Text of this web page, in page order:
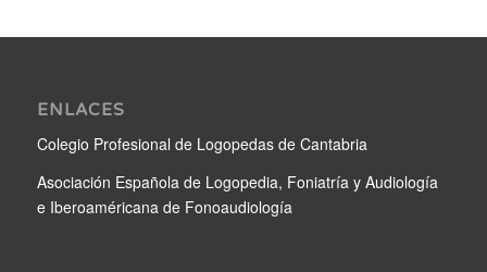
ENLACES
Colegio Profesional de Logopedas de Cantabria
Asociación Española de Logopedia, Foniatría y Audiología
e Iberoaméricana de Fonoaudiología